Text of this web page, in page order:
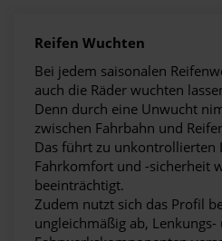
Reifen Wuchten
Bei jedem saisonalen
auch die Räder wuchten
Denn durch eine Unwucht
zwischen Fahrbahn und
Das führt zu unkontrollierten
Fahrkomfort und -sicherheit
beeinträchtigt.
Zudem nutzt sich das Profil
ungleichmäßig ab, Lenkungs-